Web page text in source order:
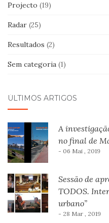
Projecto (19)
Radar (25)
Resultados (2)
Sem categoria (1)
ÚLTIMOS ARTIGOS
A
no final de
- 06 Mai , 2019
Sessão de
TODOS.
urbano”
- 28 Mar , 2019